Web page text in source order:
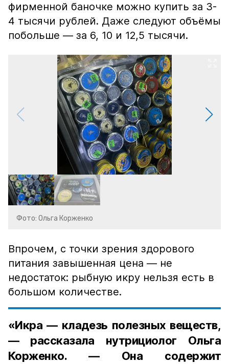
фирменной баночке можно купить за 3-
4 тысячи рублей. Даже следуют объёмы
побольше — за 6, 10 и 12,5 тысячи.
Фото: Ольга Корженко
Впрочем, с точки зрения здорового
питания завышенная цена — не
недостаток: рыбную икру нельзя есть в
большом количестве.
«Икра — кладезь полезных веществ,
— рассказала нутрициолог Ольга
Корженко. — Она содержит